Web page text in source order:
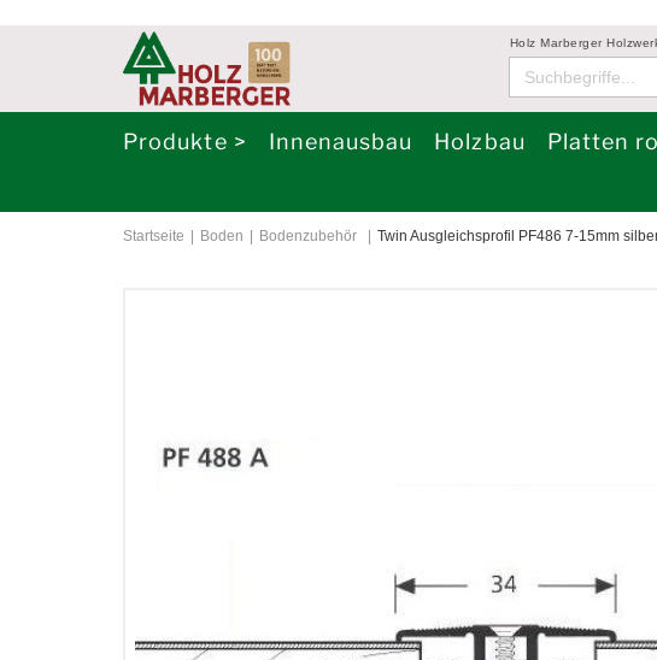
Holz Marberger
Produkte > Innenausbau Holzbau Platten
Startseite Boden Bodenzubehör Twin Ausgleichsprofil PF486 7-15mm